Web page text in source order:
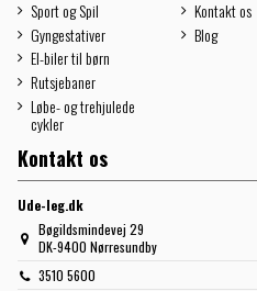
Sport og Spil
Gyngestativer
El-biler til børn
Rutsjebaner
Løbe- og trehjulede
cykler
Kontakt os
Blog
Kontakt os
Ude-leg.dk
Bøgildsmindevej 29
DK-9400 Nørresundby
3510 5600